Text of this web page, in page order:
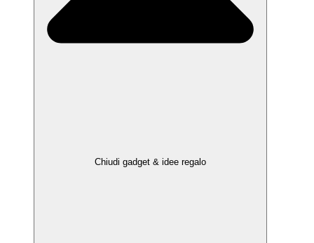
Chiudi gadget & idee regalo